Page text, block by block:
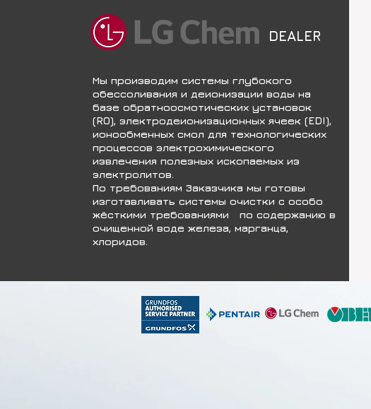
DEALER
Мы производим системы глубокого
обессоливания и деионизации воды на
базе обратноосмотических установок
(RO), электродеионизационных ячеек (EDI),
ионообменных смол для технологических
процессов электрохимического
извлечения полезных ископаемых из
электролитов.
По требованиям Заказчика мы готовы
изготавливать системы очистки с особо
жёсткими требованиями по содержанию в
очищенной воде железа, марганца,
хлоридов.